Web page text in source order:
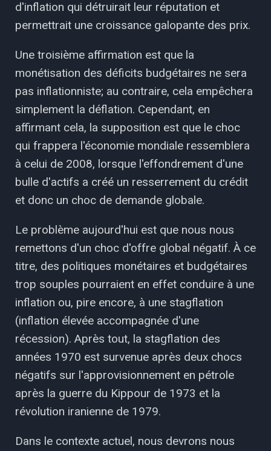
d'inflation qui détruirait leur réputation et
permettrait une croissance galopante des prix.
Une troisième affirmation est que la
monétisation des déficits budgétaires ne sera
pas inflationniste; au contraire, cela empêchera
simplement la déflation. Cependant, en
affirmant cela, la supposition est que le choc
qui frappera l'économie mondiale ressemblera
à celui de 2008, lorsque l'effondrement d'une
bulle d'actifs a créé un resserrement du crédit
et donc un choc de demande globale.
Le problème aujourd'hui est que nous nous
remettons d'un choc d'offre global négatif. À ce
titre, des politiques monétaires et budgétaires
trop souples pourraient en effet conduire à une
inflation ou, pire encore, à une stagflation
(inflation élevée accompagnée d'une
récession). Après tout, la stagflation des
années 1970 est survenue après deux chocs
négatifs sur l'approvisionnement en pétrole
après la guerre du Kippour de 1973 et la
révolution iranienne de 1979.
Dans le contexte actuel, nous devrons nous